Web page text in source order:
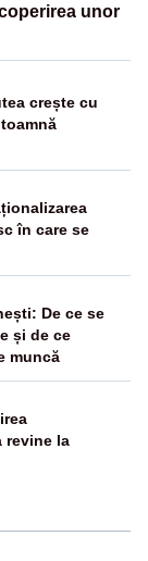
unor
crește cu
în care se
De ce se
și de ce
muncă
revine la